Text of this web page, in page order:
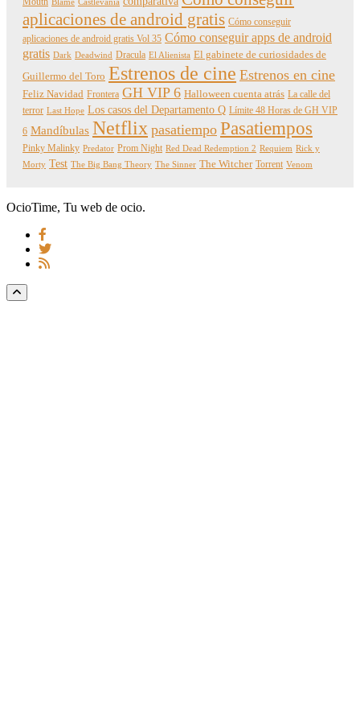
Blame Castlevania
aplicaciones de android gratis Cómo conseguir
aplicaciones de android gratis Vol 35 Cómo conseguir apps de android
gratis Dark Deadwind Dracula El Alienista El gabinete de curiosidades de
Guillermo del Toro Estrenos de cine Estrenos en cine
Feliz Navidad Frontera GH VIP 6 Halloween cuenta atrás La calle del
terror Last Hope Los casos del Departamento Q Límite 48 Horas de GH VIP
6 Mandíbulas Netflix pasatiempo Pasatiempos
Pinky Malinky Predator Prom Night Red Dead Redemption 2 Requiem Rick y
Morty Test The Big Bang Theory The Sinner The Witcher Torrent Venom
OcioTime, Tu web de ocio.